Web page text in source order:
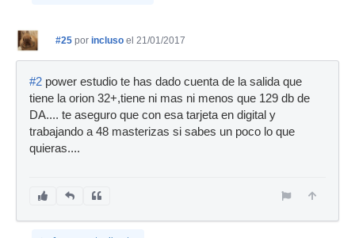
#25 por incluso el 21/01/2017
#2 power estudio te has dado cuenta de la salida que
tiene la orion 32+,tiene ni mas ni menos que 129 db de
DA.... te aseguro que con esa tarjeta en digital y
trabajando a 48 masterizas si sabes un poco lo que
quieras....